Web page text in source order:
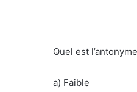
Quel est
a) Faible